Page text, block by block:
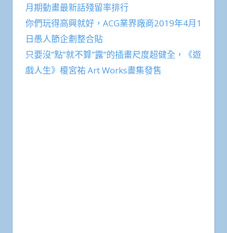
月期動畫最新話殘留率排行
你們玩得高興就好，ACG業界廠商2019年4月1
日愚人節企劃整合貼
只要沒”點”就不算”露”的插畫尺度超健全，《遊
戲人生》榎宮祐 Art Works畫集發售